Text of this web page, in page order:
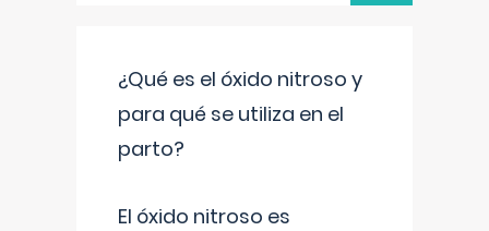
¿Qué es el óxido nitroso y
para qué se utiliza en el
parto?
El óxido nitroso es